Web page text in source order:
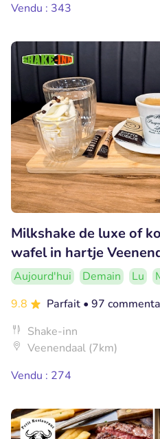
Vendu : 343
Milkshake de luxe of
wafel in hartje
Aujourd'hui Demain Lu
9.8
Parfait • 97
Shake-inn
Veenendaal (7km)
Vendu : 274